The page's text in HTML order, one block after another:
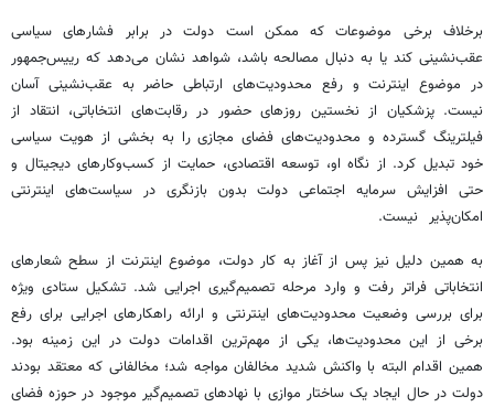
برخلاف برخی موضوعات که ممکن است دولت در برابر فشارهای سیاسی
عقب‌نشینی کند یا به دنبال مصالحه باشد، شواهد نشان می‌دهد که رییس‌جمهور
در موضوع اینترنت و رفع محدودیت‌های ارتباطی حاضر به عقب‌نشینی آسان
نیست. پزشکیان از نخستین روزهای حضور در رقابت‌های انتخاباتی، انتقاد از
فیلترینگ گسترده و محدودیت‌های فضای مجازی را به بخشی از هویت سیاسی
خود تبدیل کرد. از نگاه او، توسعه اقتصادی، حمایت از کسب‌وکارهای دیجیتال و
حتی افزایش سرمایه اجتماعی دولت بدون بازنگری در سیاست‌های اینترنتی
امکان‌پذیر نیست.
به همین دلیل نیز پس از آغاز به کار دولت، موضوع اینترنت از سطح شعارهای
انتخاباتی فراتر رفت و وارد مرحله تصمیم‌گیری اجرایی شد. تشکیل ستادی ویژه
برای بررسی وضعیت محدودیت‌های اینترنتی و ارائه راهکارهای اجرایی برای رفع
برخی از این محدودیت‌ها، یکی از مهم‌ترین اقدامات دولت در این زمینه بود.
همین اقدام البته با واکنش شدید مخالفان مواجه شد؛ مخالفانی که معتقد بودند
دولت در حال ایجاد یک ساختار موازی با نهادهای تصمیم‌گیر موجود در حوزه فضای